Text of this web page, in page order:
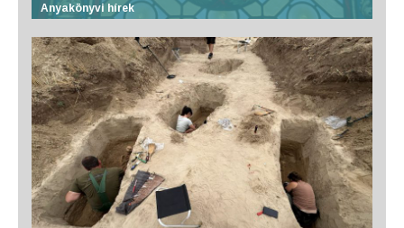
Anyakönyvi hírek